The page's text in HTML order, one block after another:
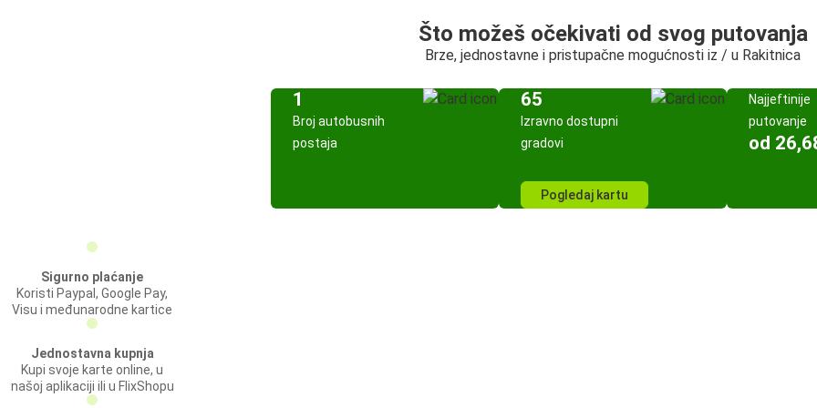
Što možeš očekivati od svog putovanja
Brze, jednostavne i pristupačne mogućnosti iz / u Rakitnica
1
Broj autobusnih
postaja
65
Izravno dostupni
gradovi
Pogledaj kartu
Najjeftinije
putovanje
od
Sigurno plaćanje
Koristi Paypal, Google Pay,
Visu i međunarodne kartice
Jednostavna kupnja
Kupi svoje karte online, u
našoj aplikaciji ili u FlixShopu